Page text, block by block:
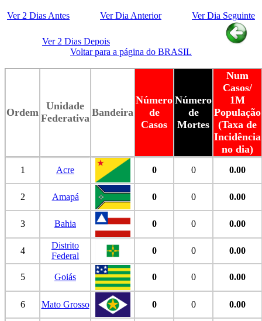
Ver 2 Dias Antes Ver Dia Anterior Ver Dia Seguinte
Ver 2 Dias Depois
Voltar para a página do BRASIL
Ordem
Unidade
Federativa Bandeira
Número
de
Casos
Número
de
Mortes
Num
Casos/
1M
População
(Taxa de
Incidência
no dia)
1 Acre 0 0 0.00
2 Amapá 0 0 0.00
3 Bahia 0 0 0.00
4
Distrito
Federal
0 0 0.00
5 Goiás 0 0 0.00
6 Mato Grosso 0 0 0.00